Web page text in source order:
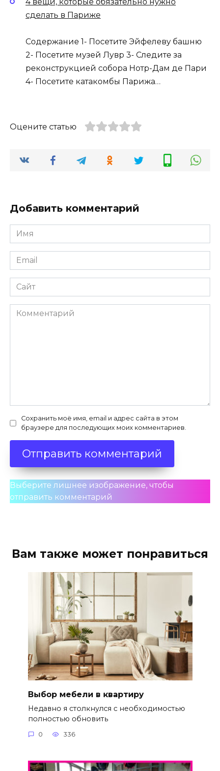
сделать в Париже
Содержание 1- Посетите Эйфелеву башню
2- Посетите музей Лувр 3- Следите за
реконструкцией собора Нотр-Дам де Пари
4- Посетите катакомбы Парижа…
Оцените статью
Добавить комментарий
Имя
*
Email
*
Сайт
Комментарий
Сохранить моё имя, email и адрес сайта в этом
браузере для последующих моих комментариев.
Выберите лишнее изображение, чтобы
отправить комментарий
Вам также может понравиться
Выбор мебели в квартиру
Недавно я столкнулся с необходимостью
полностью обновить
0 336